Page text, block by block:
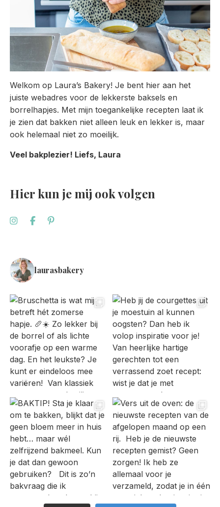
Welkom op Laura’s Bakery! Je bent hier aan het
juiste webadres voor de lekkerste baksels en
borrelhapjes. Met mijn toegankelijke recepten laat ik
je zien dat bakken niet alleen leuk en lekker is, maar
ook helemaal niet zo moeilijk.
Veel bakplezier! Liefs, Laura
Hier kun je mij ook volgen
laurasbakery